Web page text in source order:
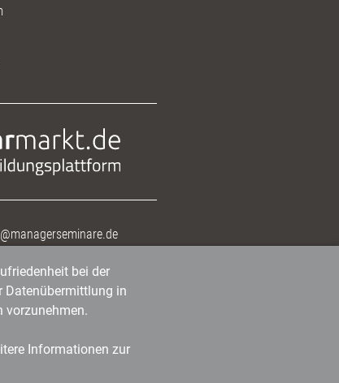
bei der
Datenübermittlung in
vorzunehmen.
Informationen zur